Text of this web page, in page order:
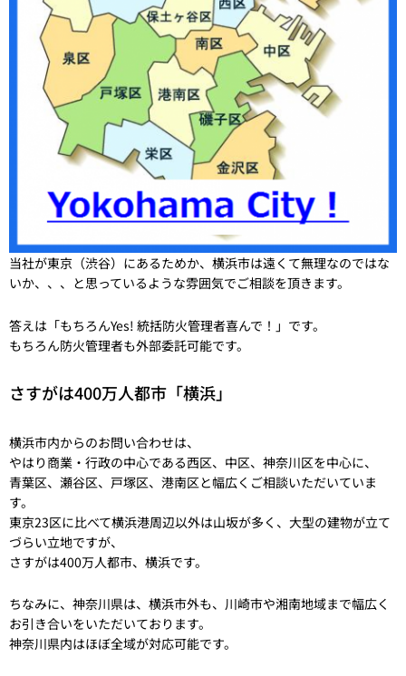
当社が東京（渋谷）にあるためか、横浜市は遠くて無理なのではな
いか、、、と思っているような雰囲気でご相談を頂きます。
答えは 「もちろんYes! 統括防火管理者喜んで！」 です。
もちろん防火管理者も外部委託可能です。
さすがは400万人都市「横浜」
横浜市内からのお問い合わせは、
やはり商業・行政の中心である西区、中区、神奈川区を中心に、
青葉区、瀬谷区、戸塚区、港南区と幅広くご相談いただいていま
す。
東京23区に比べて横浜港周辺以外は山坂が多く、大型の建物が立て
づらい立地ですが、
さすがは400万人都市、横浜です。
ちなみに、神奈川県は、横浜市外も、川崎市や湘南地域まで幅広く
お引き合いをいただいております。
神奈川県内はほぼ全域が対応可能です。